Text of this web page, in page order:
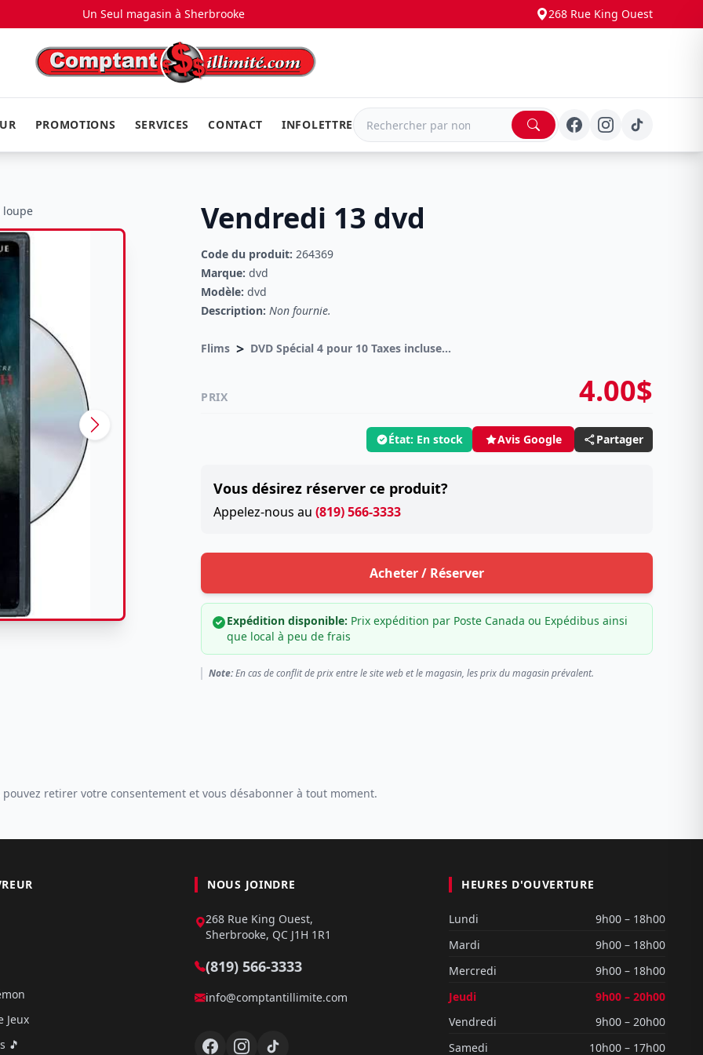
Un Seul magasin à Sherbrooke 268 Rue King Ouest
PROMOTIONS SERVICES CONTACT INFOLETTRE
loupe Vendredi 13 dvd
Code du produit: 264369
Marque: dvd
Modèle: dvd
Description: Non fournie.
Flims > DVD Spécial 4 pour 10 Taxes incluses sur -4.00$
PRIX 4.00$
État: En stock Avis Google Partager
Vous désirez réserver ce produit?
Appelez-nous au (819) 566-3333
Acheter / Réserver
Expédition disponible: Prix expédition par Poste Canada ou Expédibus ainsi
que local à peu de frais
Note:En cas de conflit de prix entre le site web et le magasin, les prix du magasin prévalent.
pouvez retirer votre consentement et vous désabonner à tout moment.
Jeux
🎵
NOUS JOINDRE
268 Rue King Ouest,
Sherbrooke, QC J1H 1R1
(819) 566-3333
info@comptantillimite.com
HEURES D'OUVERTURE
Lundi
9h00 – 18h00
Mardi
9h00 – 18h00
Mercredi
9h00 – 18h00
Jeudi
9h00 – 20h00
Vendredi
9h00 – 20h00
Samedi
10h00 – 17h00